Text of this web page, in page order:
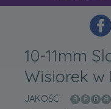
10-11mm
Wisiorek w
JAKOŚĆ: